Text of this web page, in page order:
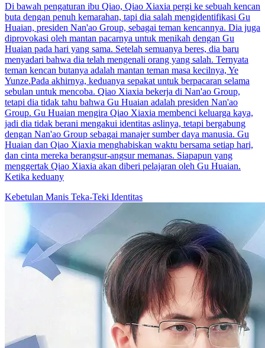
Di bawah pengaturan ibu Qiao, Qiao Xiaxia pergi ke sebuah kencan
buta dengan penuh kemarahan, tapi dia salah mengidentifikasi Gu
Huaian, presiden Nan'ao Group, sebagai teman kencannya. Dia juga
diprovokasi oleh mantan pacarnya untuk menikah dengan Gu
Huaian pada hari yang sama. Setelah semuanya beres, dia baru
menyadari bahwa dia telah mengenali orang yang salah. Ternyata
teman kencan butanya adalah mantan teman masa kecilnya, Ye
Yunze.Pada akhirnya, keduanya sepakat untuk berpacaran selama
sebulan untuk mencoba. Qiao Xiaxia bekerja di Nan'ao Group,
tetapi dia tidak tahu bahwa Gu Huaian adalah presiden Nan'ao
Group. Gu Huaian mengira Qiao Xiaxia membenci keluarga kaya,
jadi dia tidak berani mengakui identitas aslinya, tetapi bergabung
dengan Nan'ao Group sebagai manajer sumber daya manusia. Gu
Huaian dan Qiao Xiaxia menghabiskan waktu bersama setiap hari,
dan cinta mereka berangsur-angsur memanas. Siapapun yang
menggertak Qiao Xiaxia akan diberi pelajaran oleh Gu Huaian.
Ketika keduany
Kebetulan Manis Teka-Teki Identitas